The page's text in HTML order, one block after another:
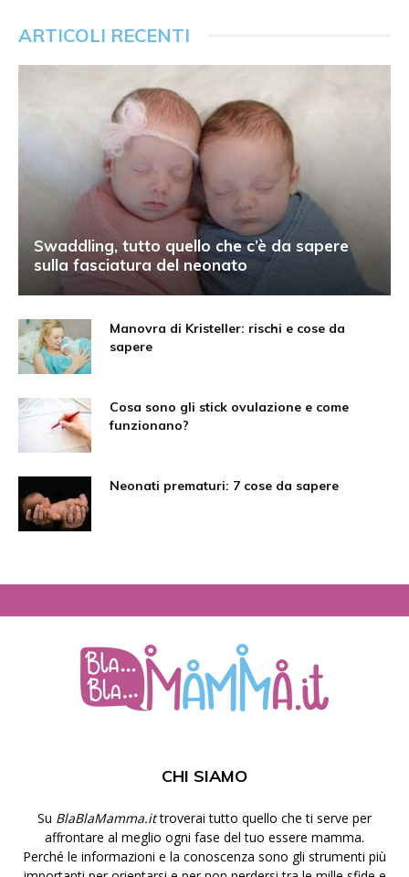
ARTICOLI RECENTI
Swaddling, tutto quello che c’è da sapere
sulla fasciatura del neonato
Manovra di Kristeller: rischi e cose da
sapere
Cosa sono gli stick ovulazione e come
funzionano?
Neonati prematuri: 7 cose da sapere
CHI SIAMO
Su BlaBlaMamma.ittroverai tutto quello che ti serve per
affrontare al meglio ogni fase del tuo essere mamma.
Perché le informazioni e la conoscenza sono gli strumenti più